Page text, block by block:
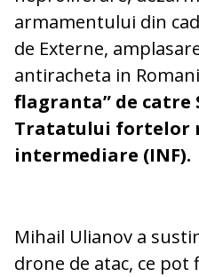
armamentului din
de Externe,
antiracheta in
flagranta” de catre
Tratatului fortelor
intermediare (INF).
Mihail Ulianov a
drone de atac, ce